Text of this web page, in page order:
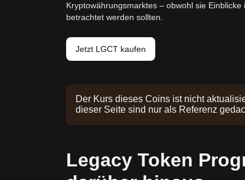
Kryptowährungsmarktes – obwohl sie
betrachtet werden sollten.
Jetzt LGCT kaufen
Der Kurs dieses Coins ist nicht
dieser Seite sind nur als Referenz
Legacy Token